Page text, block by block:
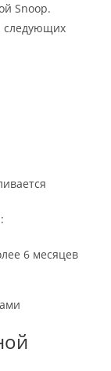
Snoop.
следующих
6 месяцев